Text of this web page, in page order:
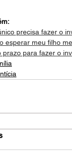
precisa fazer o
esperar meu filho
prazo para fazer o